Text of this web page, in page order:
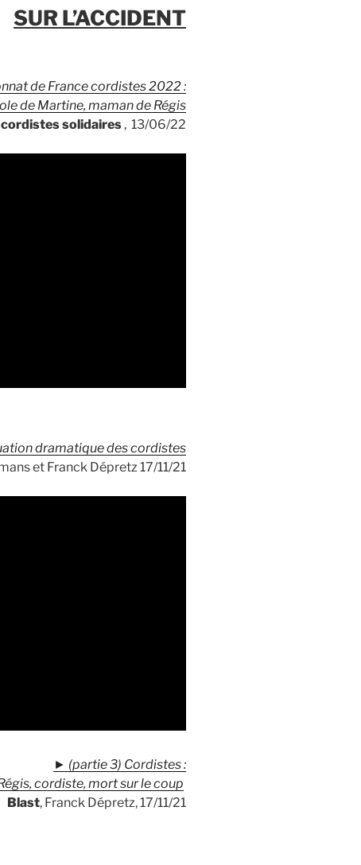
SUR L’ACCIDENT
de France cordistes 2022 :
de Martine, maman de Régis
solidaires , 13/06/22
dramatique des cordistes
et Franck Dépretz 17/11/21
► (partie 3) Cordistes :
cordiste, mort sur le coup
Blast, Franck Dépretz, 17/11/21